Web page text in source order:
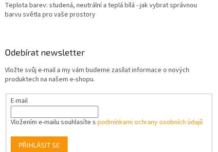
Teplota barev: studená, neutrální a teplá bílá - jak vybrat správnou
barvu světla pro vaše prostory
Odebírat newsletter
Vložte svůj e-mail a my vám budeme zasílat informace o nových
produktech na našem e-shopu.
E-mail
Vložením e-mailu souhlasíte s podmínkami ochrany osobních údajů
PŘIHLÁSIT SE